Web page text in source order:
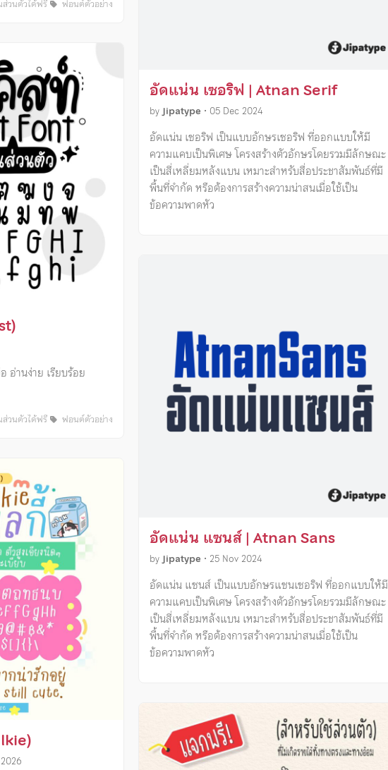
ส่วนตัวได้ฟรี ฟอนต์ตัวอย่าง
านง่าย เรียบร้อย
ส่วนตัวได้ฟรี ฟอนต์ตัวอย่าง
อัดแน่น เซอริฟ | Atnan Serif
byJipatype • 05 Dec 2024
อัดแน่น เซอริฟ เป็นแบบอักษรเซอริฟ ที่ออกแบบให้มี
ความแคบเป็นพิเศษ โครงสร้างตัวอักษรโดยรวมมีลักษณะ
เป็นสี่เหลี่ยมหลังแบน เหมาะสำหรับสื่อประชาสัมพันธ์ที่มี
พื้นที่จำกัด หรือต้องการสร้างความน่าสนเมื่อใช้เป็น
ข้อความพาดหัว
อัดแน่น แซนส์ | Atnan Sans
byJipatype • 25 Nov 2024
อัดแน่น แซนส์ เป็นแบบอักษรแซนเซอริฟ ที่ออกแบบให้มี
ความแคบเป็นพิเศษ โครงสร้างตัวอักษรโดยรวมมีลักษณะ
เป็นสี่เหลี่ยมหลังแบน เหมาะสำหรับสื่อประชาสัมพันธ์ที่มี
พื้นที่จำกัด หรือต้องการสร้างความน่าสนเมื่อใช้เป็น
ข้อความพาดหัว